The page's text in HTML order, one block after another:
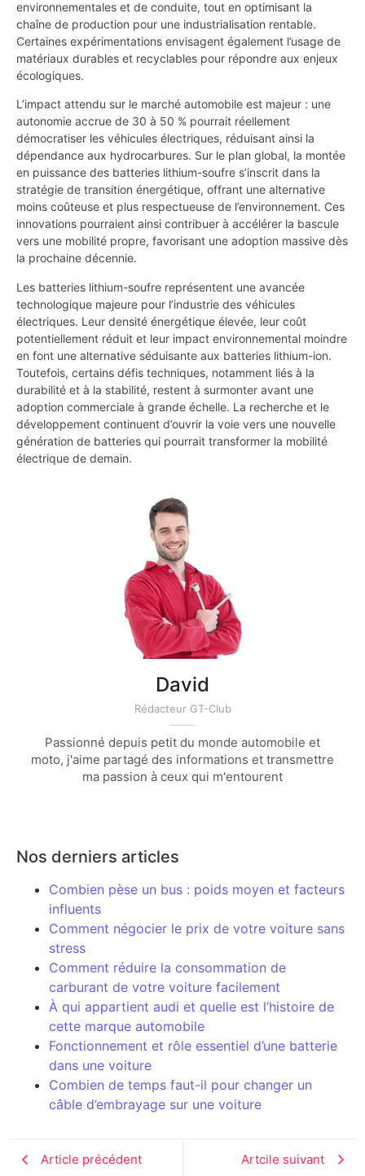
environnementales et de conduite, tout en optimisant la
chaîne de production pour une industrialisation rentable.
Certaines expérimentations envisagent également l’usage de
matériaux durables et recyclables pour répondre aux enjeux
écologiques.
L’impact attendu sur le marché automobile est majeur : une
autonomie accrue de 30 à 50 % pourrait réellement
démocratiser les véhicules électriques, réduisant ainsi la
dépendance aux hydrocarbures. Sur le plan global, la montée
en puissance des batteries lithium-soufre s’inscrit dans la
stratégie de transition énergétique, offrant une alternative
moins coûteuse et plus respectueuse de l’environnement. Ces
innovations pourraient ainsi contribuer à accélérer la bascule
vers une mobilité propre, favorisant une adoption massive dès
la prochaine décennie.
Les batteries lithium-soufre représentent une avancée
technologique majeure pour l’industrie des véhicules
électriques. Leur densité énergétique élevée, leur coût
potentiellement réduit et leur impact environnemental moindre
en font une alternative séduisante aux batteries lithium-ion.
Toutefois, certains défis techniques, notamment liés à la
durabilité et à la stabilité, restent à surmonter avant une
adoption commerciale à grande échelle. La recherche et le
développement continuent d’ouvrir la voie vers une nouvelle
génération de batteries qui pourrait transformer la mobilité
électrique de demain.
David
Rédacteur GT-Club
Passionné depuis petit du monde automobile et
moto, j'aime partagé des informations et transmettre
ma passion à ceux qui m'entourent
Nos derniers articles
Combien pèse un bus : poids moyen et facteurs
influents
Comment négocier le prix de votre voiture sans
stress
Comment réduire la consommation de
carburant de votre voiture facilement
À qui appartient audi et quelle est l’histoire de
cette marque automobile
Fonctionnement et rôle essentiel d’une batterie
dans une voiture
Combien de temps faut-il pour changer un
câble d’embrayage sur une voiture
Article précédent Artcile suivant